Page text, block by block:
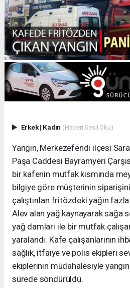
Erkek| Kadın (Haberi Sesli Oku)
Yangın, Merkezefendi ilçesi
Paşa Caddesi Bayramyeri
bir kafenin mutfak kısmında
bilgiye göre müşterinin
çalıştırılan fritözdeki yağın fazla
Alev alan yağ kaynayarak sağa
yağ damları ile bir mutfak
yaralandı. Kafe çalışanlarının
sağlık, itfaiye ve polis ekipleri
ekiplerinin müdahalesiyle
sürede söndürüldü.